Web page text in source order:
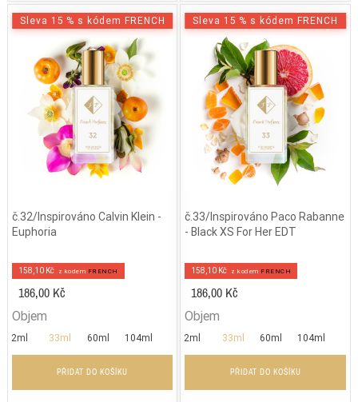
Sleva 15 % s kódem FRENCH
č.32/Inspirováno Calvin Klein -
Euphoria
158,10 Kč z kodem FRENCH
186,00 Kč
Objem
2ml 33ml 60ml 104ml
PŘIDAT DO KOŠÍKU
Sleva 15 % s kódem FRENCH
č.33/Inspirováno Paco Rabanne
- Black XS For Her EDT
158,10 Kč z kodem FRENCH
186,00 Kč
Objem
2ml 33ml 60ml 104ml
PŘIDAT DO KOŠÍKU